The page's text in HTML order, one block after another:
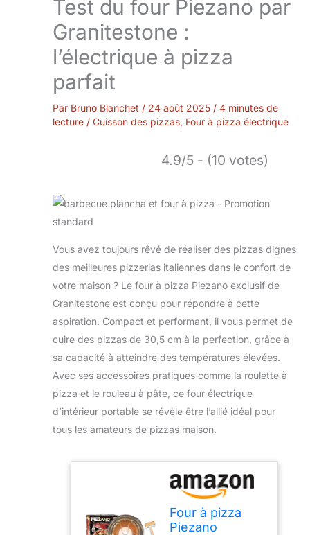
Test du four Piezano par
Granitestone :
l’électrique à pizza
parfait
Par Bruno Blanchet / 24 août 2025 / 4 minutes de
lecture / Cuisson des pizzas, Four à pizza électrique
4.9/5 - (10 votes)
Vous avez toujours rêvé de réaliser des pizzas dignes
des meilleures pizzerias italiennes dans le confort de
votre maison ? Le four à pizza Piezano exclusif de
Granitestone est conçu pour répondre à cette
aspiration. Compact et performant, il vous permet de
cuire des pizzas de 30,5 cm à la perfection, grâce à
sa capacité à atteindre des températures élevées.
Avec ses accessoires pratiques comme la roulette à
pizza et le rouleau à pâte, ce four électrique
d’intérieur portable se révèle être l’allié idéal pour
tous les amateurs de pizzas maison.
Four à pizza
Piezano